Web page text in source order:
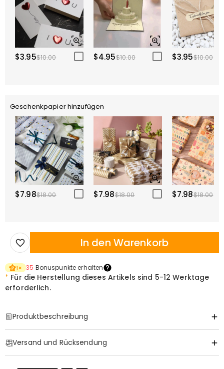
$3.95$10.00 $4.95$10.00 $3.95$10.00
Geschenkpapier hinzufügen
$7.98$18.00 $7.98$18.00 $7.98$18.00
In den Warenkorb
1× 35 Bonuspunkte erhalten
* Für die Herstellung dieses Artikels sind 5-12 Werktage
erforderlich.
Produktbeschreibung
Der einzige Titel, der wirklich zählt
Er wurde vieles genannt, aber "Vater" ist der Titel, den
Versand und Rücksendung